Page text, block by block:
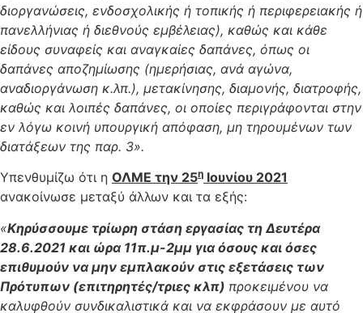
διοργανώσεις, ενδοσχολικής ή τοπικής ή περιφερειακής ή
πανελλήνιας ή διεθνούς εμβέλειας), καθώς και κάθε
είδους συναφείς και αναγκαίες δαπάνες, όπως οι
δαπάνες αποζημίωσης (ημερήσιας, ανά αγώνα,
αναδιοργάνωση κ.λπ.), μετακίνησης, διαμονής, διατροφής,
καθώς και λοιπές δαπάνες, οι οποίες περιγράφονται στην
εν λόγω κοινή υπουργική απόφαση, μη τηρουμένων των
διατάξεων της παρ. 3».
Υπενθυμίζω ότι η ΟΛΜΕ την 25η Ιουνίου 2021
ανακοίνωσε μεταξύ άλλων και τα εξής:
«Κηρύσσουμε τρίωρη στάση εργασίας τη Δευτέρα
28.6.2021 και ώρα 11π.μ-2μμ για όσους και όσες
επιθυμούν να μην εμπλακούν στις εξετάσεις των
Πρότυπων (επιτηρητές/τριες κλπ) προκειμένου να
καλυφθούν συνδικαλιστικά και να εκφράσουν με αυτό